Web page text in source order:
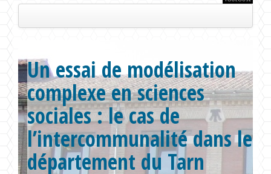
Les membres
Séminaires
Publications
Projets de recherche
Formations
Un essai de modélisation
complexe en sciences
sociales : le cas de
l’intercommunalité dans le
département du Tarn